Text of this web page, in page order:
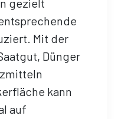
gezielt
Mit der
Dünger
kann
auf